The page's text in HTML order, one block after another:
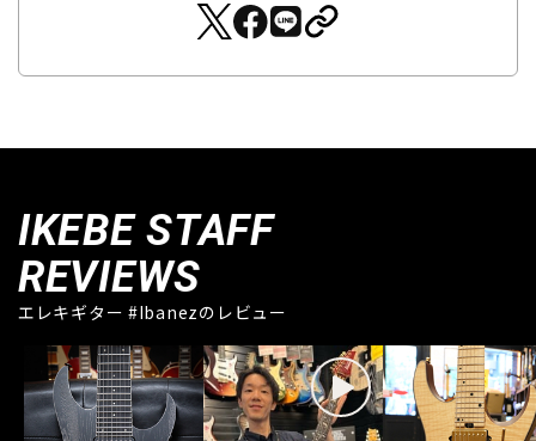
IKEBE STAFF
REVIEWS
エレキギター #Ibanezのレビュー